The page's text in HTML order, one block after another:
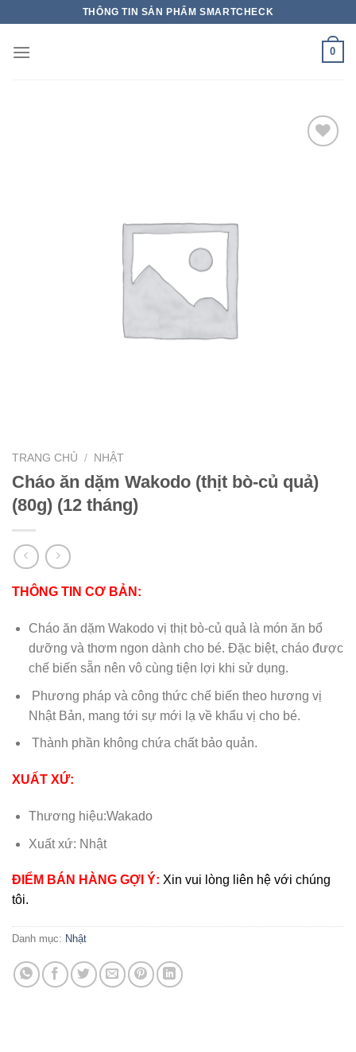
THÔNG TIN SẢN PHẨM SMARTCHECK
0
TRANG CHỦ / NHẬT
Cháo ăn dặm Wakodo (thịt bò-củ quả)
(80g) (12 tháng)
THÔNG TIN CƠ BẢN:
Cháo ăn dặm Wakodo vị thịt bò-củ quả là món ăn bổ
dưỡng và thơm ngon dành cho bé. Đặc biệt, cháo được
chế biến sẵn nên vô cùng tiện lợi khi sử dụng.
Phương pháp và công thức chế biến theo hương vị
Nhật Bản, mang tới sự mới lạ về khẩu vị cho bé.
Thành phần không chứa chất bảo quản.
XUẤT XỨ:
Thương hiệu:Wakado
Xuất xứ: Nhật
ĐIỂM BÁN HÀNG GỢI Ý: Xin vui lòng liên hệ với chúng
tôi.
Danh mục: Nhật